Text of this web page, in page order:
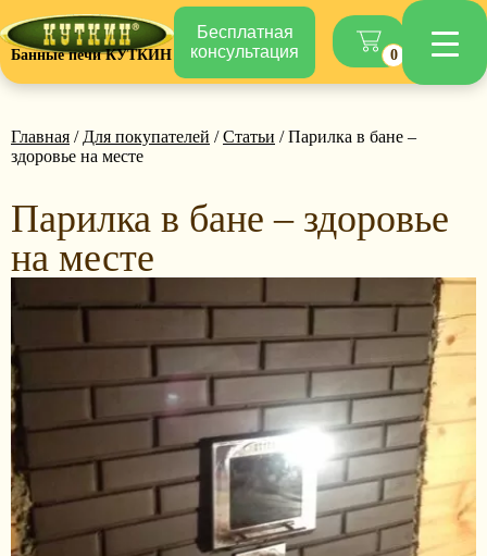
Банные печи КУТКИН
Бесплатная
консультация
0
Главная / Для покупателей /Статьи / Парилка в бане –
здоровье на месте
Парилка в бане – здоровье
на месте